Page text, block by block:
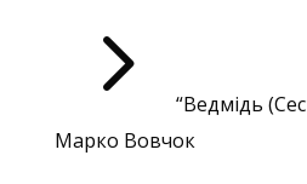
5
“Ведмідь
Марко Вовчок